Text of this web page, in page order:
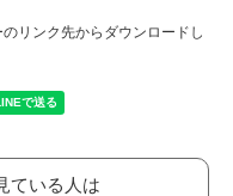
リンク先からダウンロードし
ている人は